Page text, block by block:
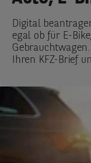
Digital
egal ob für E-
Ihren KFZ-Brief